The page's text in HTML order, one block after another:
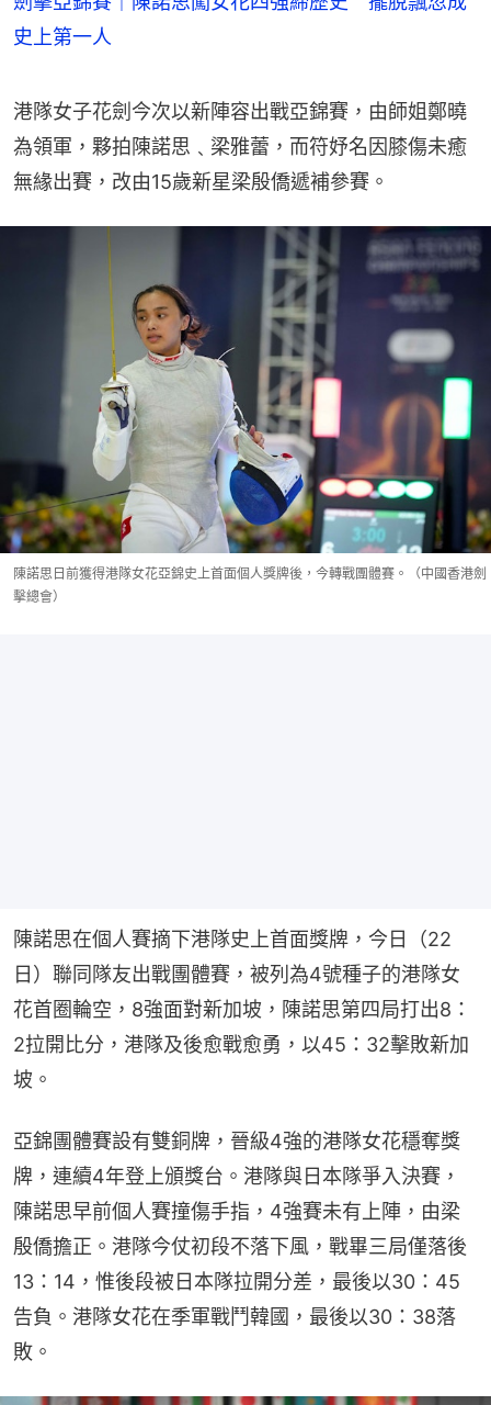
史上第一人
港隊女子花劍今次以新陣容出戰亞錦賽，由師姐鄭曉
為領軍，夥拍陳諾思﹑梁雅蕾，而符妤名因膝傷未癒
無緣出賽，改由15歲新星梁殷僑遞補參賽。
陳諾思日前獲得港隊女花亞錦史上首面個人獎牌後，今轉戰團體賽。（中國香港劍
擊總會）
陳諾思在個人賽摘下港隊史上首面獎牌，今日（22
日）聯同隊友出戰團體賽，被列為4號種子的港隊女
花首圈輪空，8強面對新加坡，陳諾思第四局打出8：
2拉開比分，港隊及後愈戰愈勇，以45：32擊敗新加
坡。
亞錦團體賽設有雙銅牌，晉級4強的港隊女花穩奪獎
牌，連續4年登上頒獎台。港隊與日本隊爭入決賽，
陳諾思早前個人賽撞傷手指，4強賽未有上陣，由梁
殷僑擔正。港隊今仗初段不落下風，戰畢三局僅落後
13：14，惟後段被日本隊拉開分差，最後以30：45
告負。港隊女花在季軍戰鬥韓國，最後以30：38落
敗。